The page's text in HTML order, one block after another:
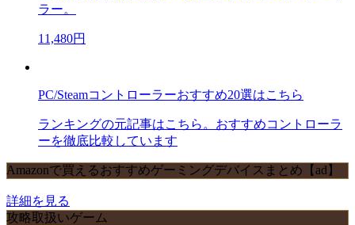
ラー。
11,480円
PC/Steamコントローラーおすすめ20選はこちら
ランキングの元記事はこちら。おすすめコントローラ
ーを徹底比較しています
Amazonで買えるおすすめゲーミングデバイスまとめ【ad】
詳細を見る
攻略取扱いゲーム